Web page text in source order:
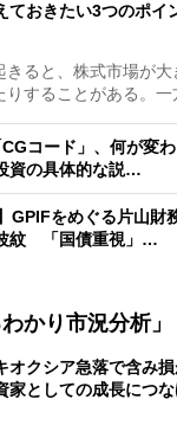
ておきたい3つのポ
ると、株式市場が大
りすることがある。
コード」、何が変
資の具体的な説…
GPIFをめぐる片山財
紋 「国債重視」…
かり市況分析」
オクシア急落で含み
家としての成長につ